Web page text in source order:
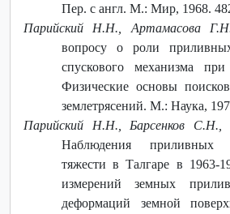
Пер. с англ. М.: Мир, 1968.
Парийский Н.Н., Артамасова
вопросу о роли
спускового механизма
Физические основы
землетрясений. М.: Наука,
Парийский Н.Н., Барсенков
Наблюдения приливных
тяжести в Талгаре в 1963-
измерений земных
деформаций земной